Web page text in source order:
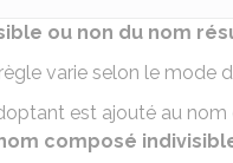
ou non du nom
varie selon le mode
est ajouté au
composé